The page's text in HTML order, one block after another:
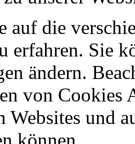
auf die
erfahren. Sie
ändern.
von Cookies
Websites und